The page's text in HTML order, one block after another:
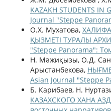
KAZAKH STUDENTS IN
Journal "Steppe
О.Х. Мухатова,
ҚЫЗМЕТІ ТУРАЛЫ
"Steppe Panorama":
Н. Мәжиқызы, О.Д.
Арыстанбекова,
Asian Journal "Steppe
Б. Карибаев, Н.
КАЗАХСКОГО ХАНА